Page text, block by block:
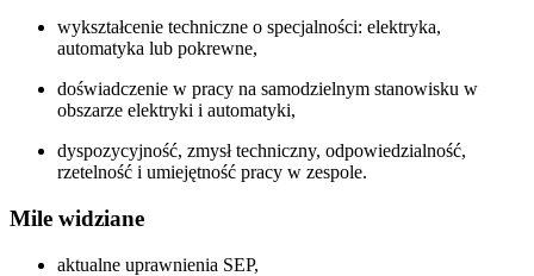
wykształcenie techniczne o specjalności: elektryka,
automatyka lub pokrewne,
doświadczenie w pracy na samodzielnym stanowisku w
obszarze elektryki i automatyki,
dyspozycyjność, zmysł techniczny, odpowiedzialność,
rzetelność i umiejętność pracy w zespole.
Mile widziane
aktualne uprawnienia SEP,